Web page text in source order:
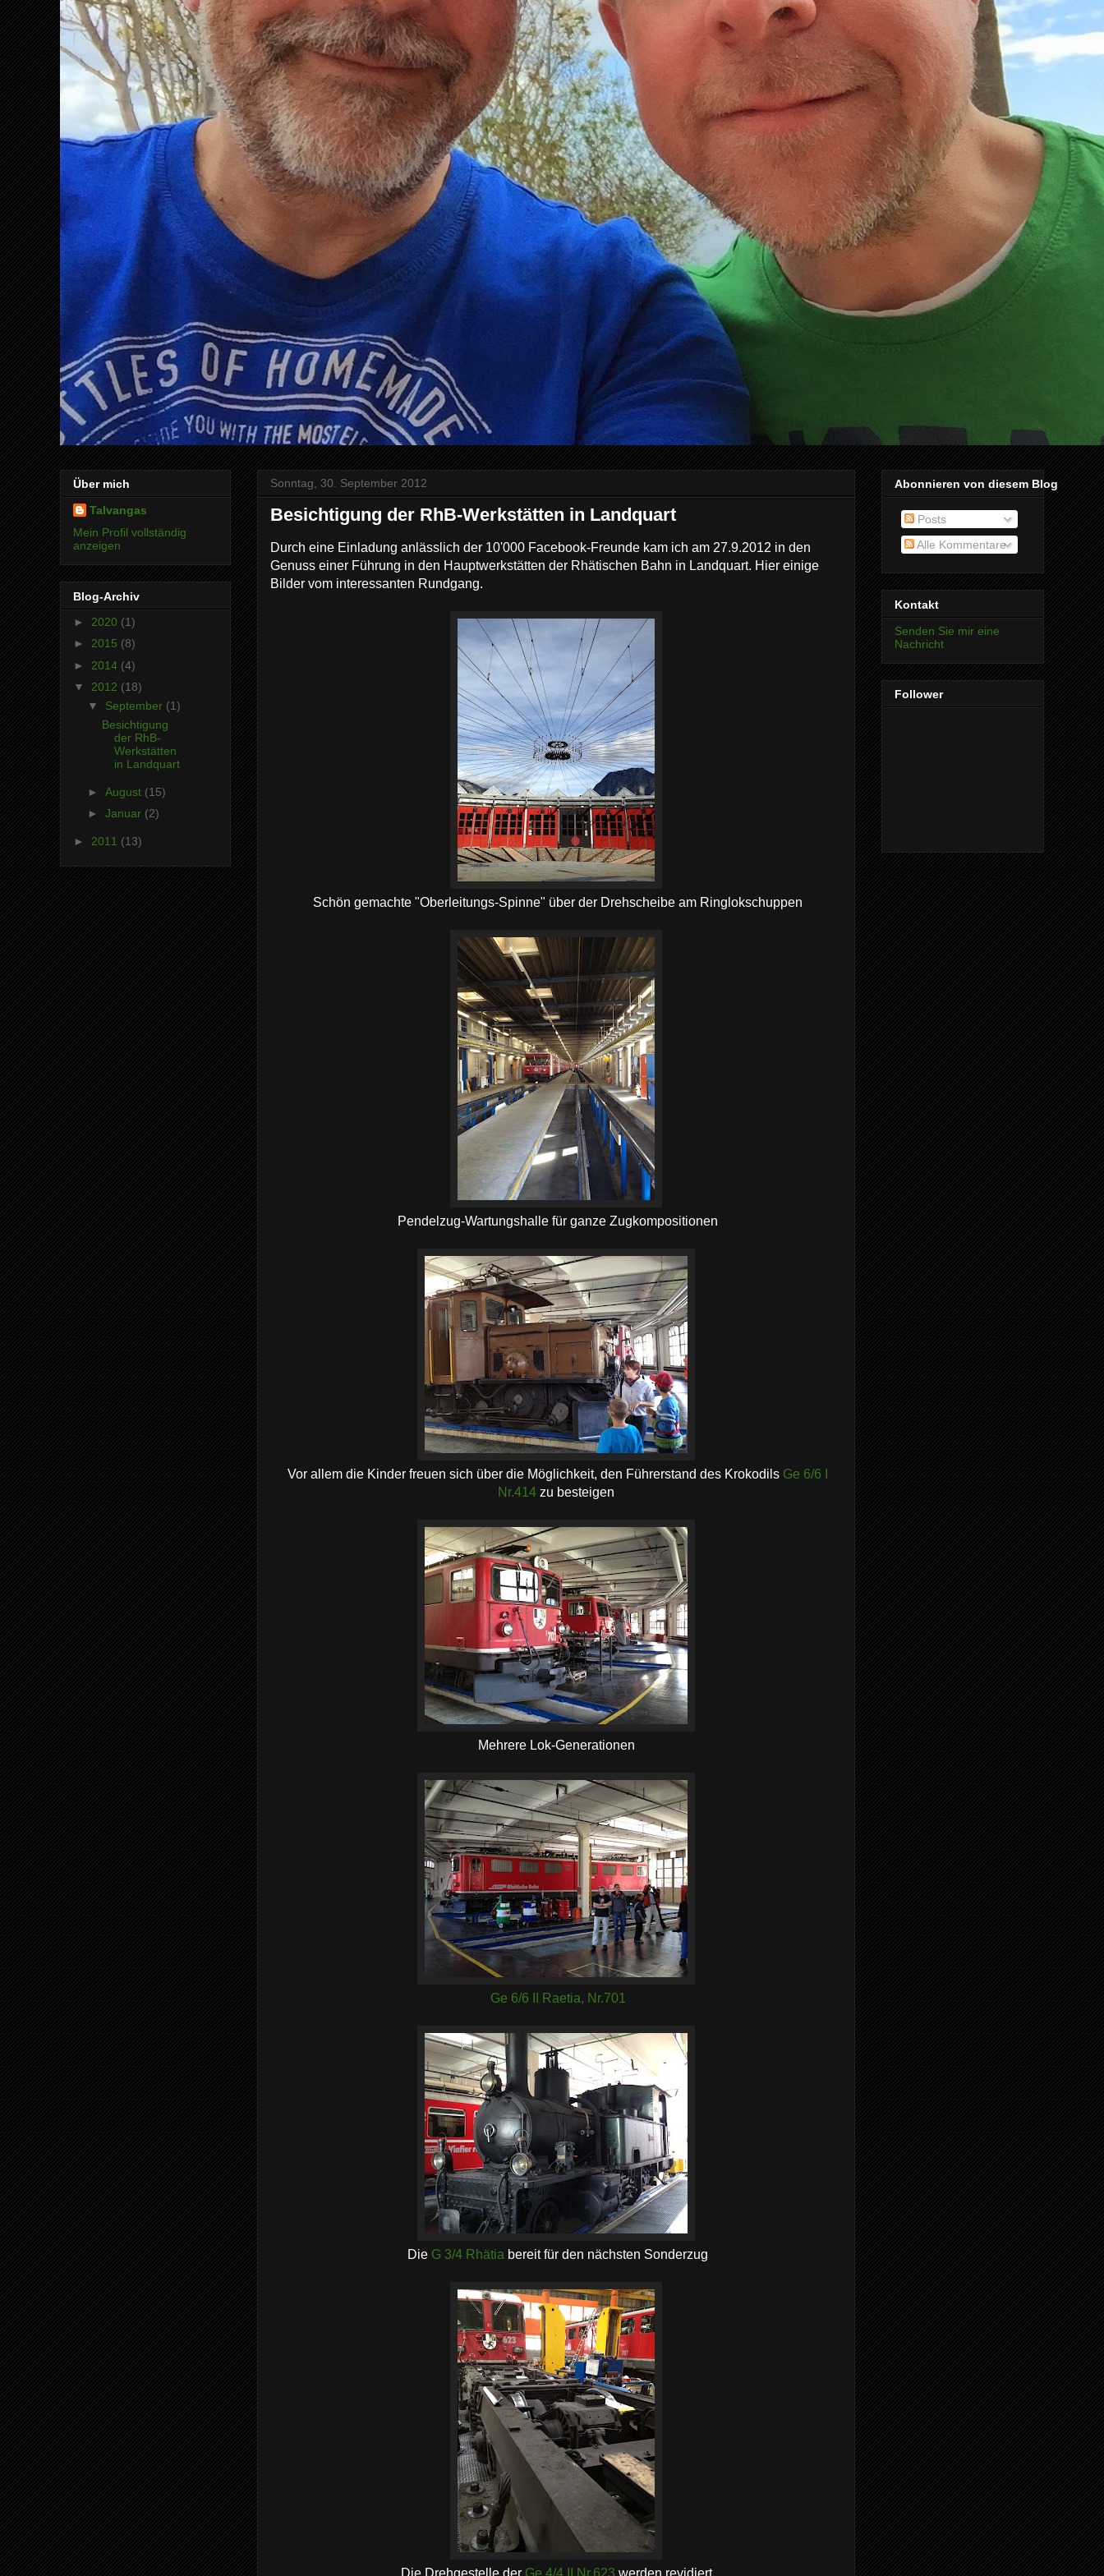
Sonntag, 30. September 2012
Besichtigung der RhB-Werkstätten in Landquart
Durch eine Einladung anlässlich der 10'000 Facebook-Freunde kam ich am 27.9.2012 in den
Genuss einer Führung in den Hauptwerkstätten der Rhätischen Bahn in Landquart. Hier einige
Bilder vom interessanten Rundgang.
Schön gemachte "Oberleitungs-Spinne" über der Drehscheibe am Ringlokschuppen
Pendelzug-Wartungshalle für ganze Zugkompositionen
Vor allem die Kinder freuen sich über die Möglichkeit, den Führerstand des Krokodils Ge 6/6 I
Nr.414 zu besteigen
Mehrere Lok-Generationen
Ge 6/6 II Raetia, Nr.701
Die G 3/4 Rhätia bereit für den nächsten Sonderzug
Die Drehgestelle der Ge 4/4 II Nr.623 werden revidiert
Über mich
Talvangas
Mein Profil vollständig
anzeigen
Blog-Archiv
► 2020 (1)
► 2015 (8)
► 2014 (4)
▼ 2012 (18)
▼ September (1)
Besichtigung
der RhB-
Werkstätten
in Landquart
► August (15)
► Januar (2)
► 2011 (13)
Abonnieren von diesem Blog
Posts
Alle Kommentare
Kontakt
Senden Sie mir eine
Nachricht
Follower